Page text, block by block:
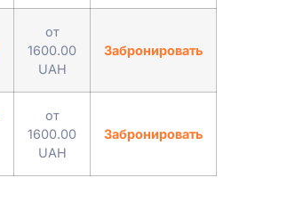
от
1600.00
UAH
Забронировать
от
1600.00
UAH
Забронировать